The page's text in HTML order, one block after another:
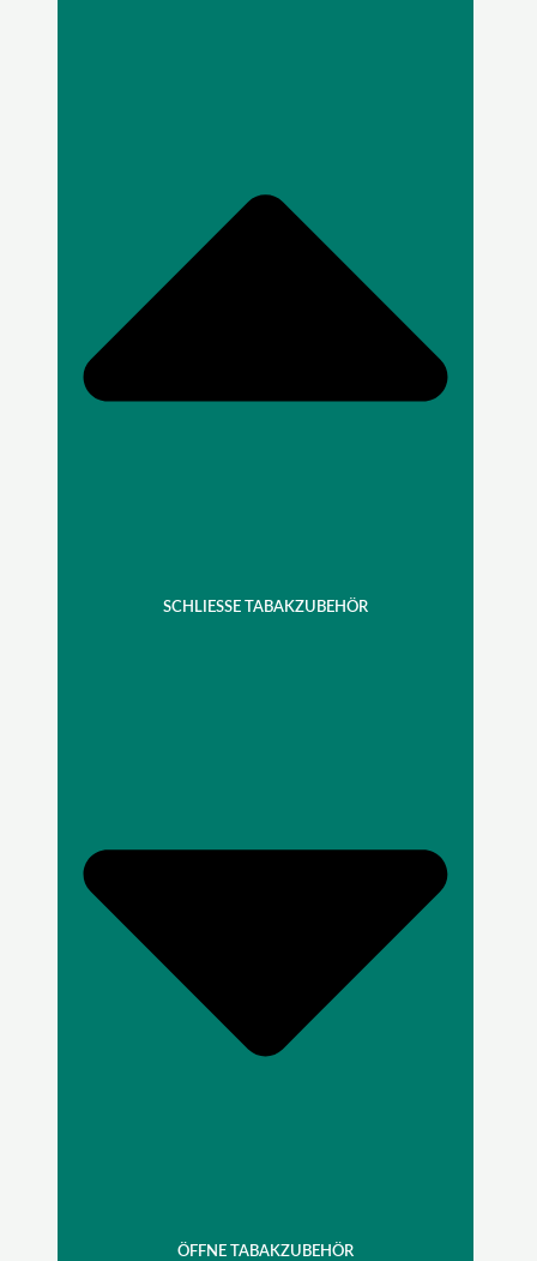
SCHLIESSE TABAKZUBEHÖR
ÖFFNE TABAKZUBEHÖR